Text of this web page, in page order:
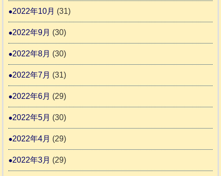
2022年10月 (31)
2022年9月 (30)
2022年8月 (30)
2022年7月 (31)
2022年6月 (29)
2022年5月 (30)
2022年4月 (29)
2022年3月 (29)